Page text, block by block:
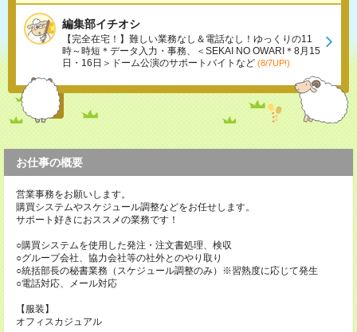
編集部イチオシ
【完全在宅！】難しい業務なし＆電話なし！ゆっくりの11
時～時短＊データ入力・事務、＜SEKAI NO OWARI＊8月15
日・16日＞ドーム公演のサポートバイトなど (8/7UP!)
お仕事の概要
営業事務をお願いします。
購買システムやスケジュール調整などをお任せします。
サポート好きにおススメの業務です！
○購買システムを使用した発注・注文書処理、検収
○グループ会社、協力会社等の社外とのやり取り
○統括部長の秘書業務（スケジュール調整のみ）※習熟度に応じて発生
○電話対応、メール対応
【服装】
オフィスカジュアル